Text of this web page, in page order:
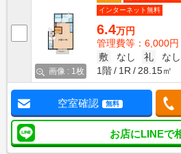
画像 : 1枚
インターネット無料
6.4万円
管理費等：6,000円
敷
なし 礼
なし
1階
1R 28.15㎡
空室確認 無料
お店にLINEで